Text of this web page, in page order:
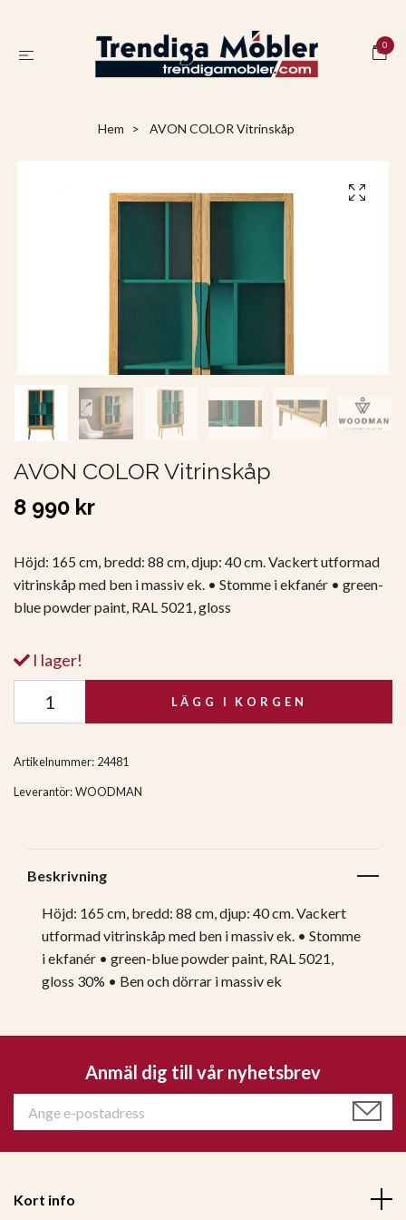
0
Hem AVON COLOR Vitrinskåp
AVON COLOR Vitrinskåp
8 990 kr
Höjd: 165 cm, bredd: 88 cm, djup: 40 cm. Vackert utformad
vitrinskåp med ben i massiv ek. • Stomme i ekfanér • green-
blue powder paint, RAL 5021, gloss
I lager!
LÄGG I KORGEN
Artikelnummer: 24481
Leverantör:WOODMAN
Beskrivning
Höjd: 165 cm, bredd: 88 cm, djup: 40 cm. Vackert
utformad vitrinskåp med ben i massiv ek. • Stomme
i ekfanér • green-blue powder paint, RAL 5021,
gloss 30% • Ben och dörrar i massiv ek
Anmäl dig till vår nyhetsbrev
Kort info